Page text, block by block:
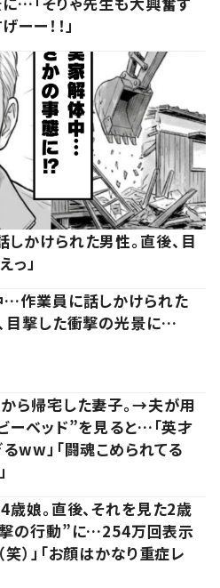
ーー！！」
かけられた男性。直後、目
」
作業員に話しかけられた
目撃した衝撃の光景に…
ら帰宅した妻子。→夫が用
ーベッド”を見ると…「英才
ww」「闘魂こめられてる
歳娘。直後、それを見た2歳
の行動”に…254万回表示
笑）」「お顔はかなり重症レ